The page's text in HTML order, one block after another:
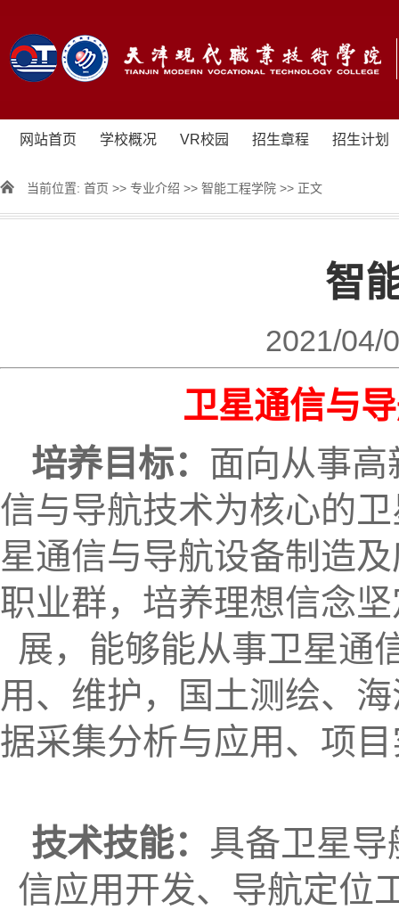
网站首页 学校概况 VR校园 招生章程 招生计划
当前位置: 首页 >> 专业介绍 >> 智能工程学院 >> 正文
智
2021/04/
卫星通信与
培养目标： 面向从事
信与导航技术为核心的
星通信与导航设备制造
职业群，培养理想信念
展，能够能从事卫星通
用、维护，国土测绘、
据采集分析与应用、项
技术技能： 具备卫星
信应用开发、导航定位